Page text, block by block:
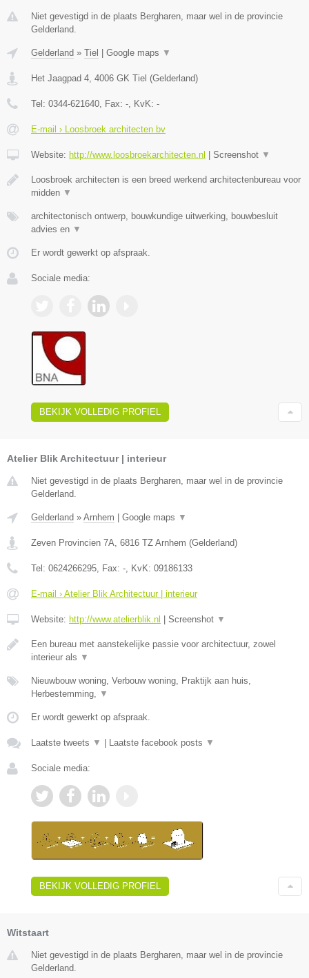
Niet gevestigd in de plaats Bergharen, maar wel in de provincie
Gelderland.
Gelderland » Tiel Google maps ▼
Het Jaagpad 4, 4006 GK Tiel (Gelderland)
Tel: 0344-621640, Fax: -, KvK: -
E-mail › Loosbroek architecten bv
Website: http://www.loosbroekarchitecten.nl Screenshot ▼
Loosbroek architecten is een breed werkend architectenbureau voor
midden ▼
architectonisch ontwerp, bouwkundige uitwerking, bouwbesluit
advies en ▼
Er wordt gewerkt op afspraak.
Sociale media:
BEKIJK VOLLEDIG PROFIEL
Atelier Blik Architectuur | interieur
Niet gevestigd in de plaats Bergharen, maar wel in de provincie
Gelderland.
Gelderland » Arnhem Google maps ▼
Zeven Provincien 7A, 6816 TZ Arnhem (Gelderland)
Tel: 0624266295, Fax: -, KvK: 09186133
E-mail › Atelier Blik Architectuur | interieur
Website: http://www.atelierblik.nl Screenshot ▼
Een bureau met aanstekelijke passie voor architectuur, zowel
interieur als ▼
Nieuwbouw woning, Verbouw woning, Praktijk aan huis,
Herbestemming, ▼
Er wordt gewerkt op afspraak.
Laatste tweets ▼ Laatste facebook posts ▼
Sociale media:
BEKIJK VOLLEDIG PROFIEL
Witstaart
Niet gevestigd in de plaats Bergharen, maar wel in de provincie
Gelderland.